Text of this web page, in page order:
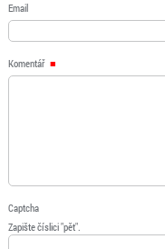
Email
Komentář
Captcha
Zapište číslici "pět".